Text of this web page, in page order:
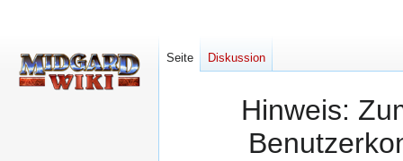
Hinweis:
Seite Diskussion